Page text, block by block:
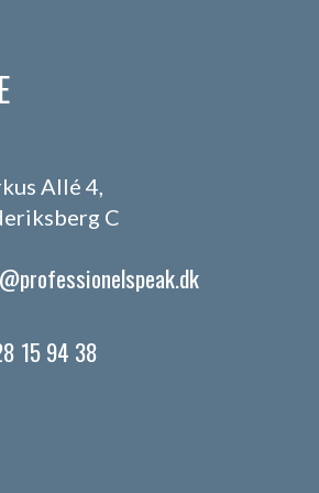
Allé 4,
C
15 94 38